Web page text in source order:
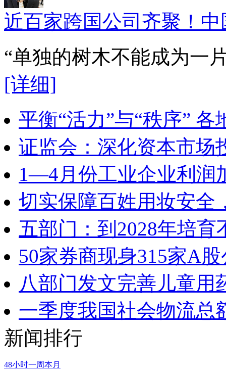
近百家跨国公司齐聚！
“单独的树木不能成为一
[详细]
平衡“活力”与“秩序”
证监会：深化资本市场
1—4月份工业企业利润
切实保障百姓用妆安全
五部门：到2028年培
50家券商现身315家A
八部门发文完善儿童用
一季度我国社会物流总
新闻排行
48小时一周本月